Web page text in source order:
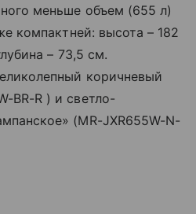
меньше объем (655 л)
компактней: высота – 182
– 73,5 см.
коричневый
BR-R ) и светло-
(MR-JXR655W-N-